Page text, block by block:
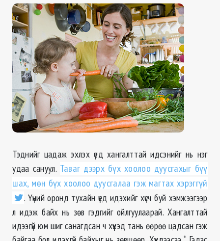
Тэднийг цадаж эхлэх үед хангалттай идсэнийг нь нэг
удаа сануул. Таваг дээрх бүх хоолоо дуусгахыг бүү
шах, мөн бүх хоолоо дуусгалаа гэж магтах хэрэггүй
. Үүний оронд тухайн үед идэхийг хүсч буй хэмжээгээр
л идэж байх нь зөв гэдгийг ойлгуулаарай. Хангалттай
идээгүй юм шиг санагдсан ч хүүхэд тань өөрөө цадсан гэж